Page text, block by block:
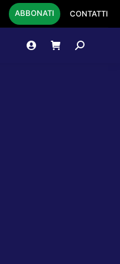
ABBONATI CONTATTI
Cerca: